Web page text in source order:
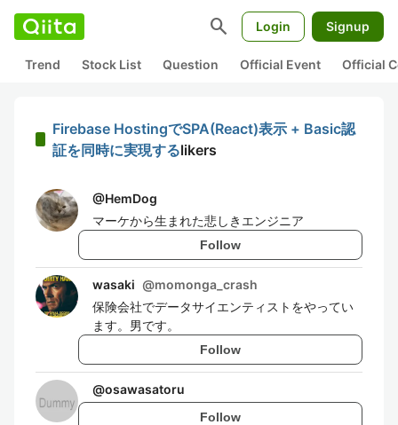
search Login Signup
Trend Stock List Question Official Event Official
Firebase HostingでSPA(React)表示 + Basic認
証を同時に実現するlikers
@HemDog
マーケから生まれた悲しきエンジニア
Follow
wasaki @momonga_crash
保険会社でデータサイエンティストをやってい
ます。男です。
Follow
@osawasatoru
Follow